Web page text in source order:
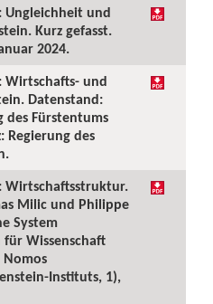
Ungleichheit und
Kurz gefasst.
2024.
Wirtschafts- und
Datenstand:
des Fürstentums
Regierung des
Wirtschaftsstruktur.
Milic und Philippe
System
Wissenschaft
Nomos
Instituts, 1),